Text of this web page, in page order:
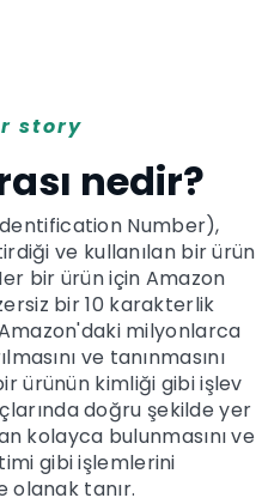
story
nedir?
Number),
ve kullanılan bir ürün
bir ürün için Amazon
bir 10 karakterlik
milyonlarca
ve tanınmasını
ürünün kimliği gibi işlev
doğru şekilde yer
kolayca bulunmasını ve
gibi işlemlerini
olanak tanır.